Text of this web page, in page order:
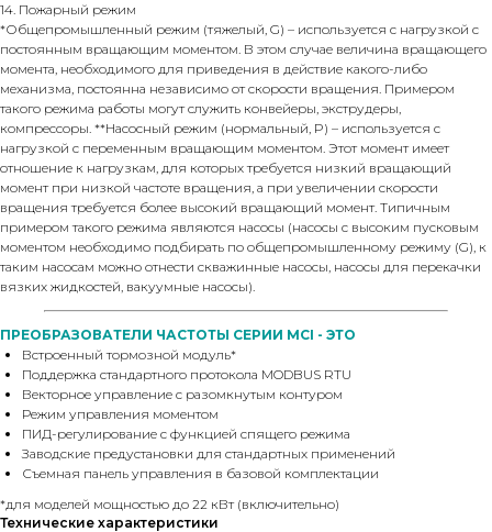
14. Пожарный режим
*Общепромышленный режим (тяжелый, G) – используется с нагрузкой с
постоянным вращающим моментом. В этом случае величина вращающего
момента, необходимого для приведения в действие какого-либо
механизма, постоянна независимо от скорости вращения. Примером
такого режима работы могут служить конвейеры, экструдеры,
компрессоры. **Насосный режим (нормальный, P) – используется с
нагрузкой с переменным вращающим моментом. Этот момент имеет
отношение к нагрузкам, для которых требуется низкий вращающий
момент при низкой частоте вращения, а при увеличении скорости
вращения требуется более высокий вращающий момент. Типичным
примером такого режима являются насосы (насосы с высоким пусковым
моментом необходимо подбирать по общепромышленному режиму (G), к
таким насосам можно отнести скважинные насосы, насосы для перекачки
вязких жидкостей, вакуумные насосы).
ПРЕОБРАЗОВАТЕЛИ ЧАСТОТЫ СЕРИИ MCI - ЭТО
Встроенный тормозной модуль*
Поддержка стандартного протокола MODBUS RTU
Векторное управление с разомкнутым контуром
Режим управления моментом
ПИД-регулирование с функцией спящего режима
Заводские предустановки для стандартных применений
Съемная панель управления в базовой комплектации
*для моделей мощностью до 22 кВт (включительно)
Технические характеристики